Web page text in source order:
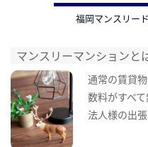
福岡マンスリー
マンスリーマンションと
通常の賃貸
数料がすべて
法人様の出